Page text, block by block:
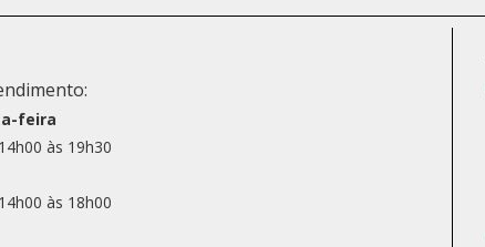
feira
às 19h30
às 18h00